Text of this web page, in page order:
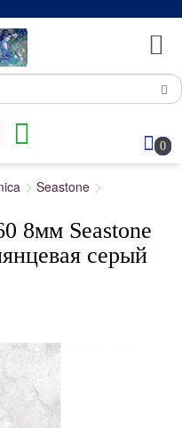
0
Seastone
8мм Seastone
серый